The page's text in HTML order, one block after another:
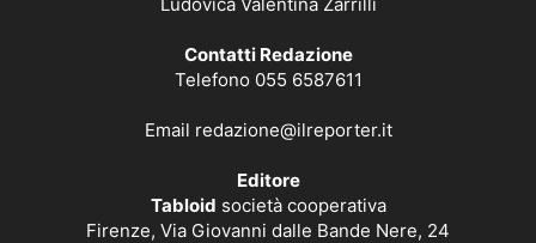
Ludovica Valentina Zarrilli
Contatti Redazione
Telefono 055 6587611
Email redazione@ilreporter.it
Editore
Tabloid società cooperativa
Firenze, Via Giovanni dalle Bande Nere, 24